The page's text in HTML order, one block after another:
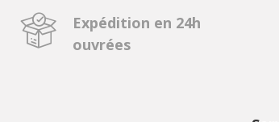
Expédition en 24h
ouvrées